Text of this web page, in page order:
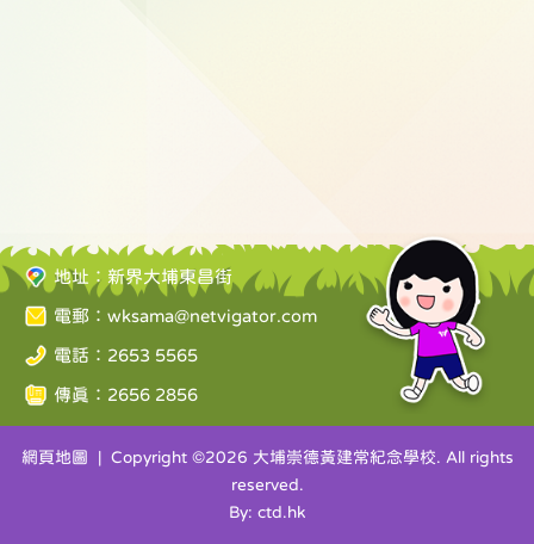
地址：新界大埔東昌街
電郵： wksama@netvigator.com
電話：2653 5565
傳真：2656 2856
網頁地圖 | Copyright ©2026 大埔崇德黃建常紀念學校. All rights
reserved.
By: ctd.hk